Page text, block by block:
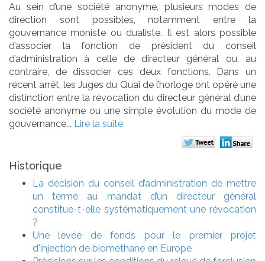
Au sein d’une société anonyme, plusieurs modes de
direction sont possibles, notamment entre la
gouvernance moniste ou dualiste. Il est alors possible
d’associer la fonction de président du conseil
d’administration à celle de directeur général ou, au
contraire, de dissocier ces deux fonctions. Dans un
récent arrêt, les Juges du Quai de l’horloge ont opéré une
distinction entre la révocation du directeur général d’une
société anonyme ou une simple évolution du mode de
gouvernance... Lire la suite
Historique
La décision du conseil d’administration de mettre
un terme au mandat d’un directeur général
constitue-t-elle systématiquement une révocation
?
Une levée de fonds pour le premier projet
d'injection de biométhane en Europe